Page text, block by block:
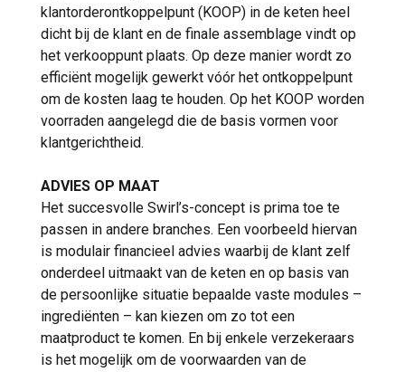
klantorderontkoppelpunt (KOOP) in de keten heel
dicht bij de klant en de finale assemblage vindt op
het verkooppunt plaats. Op deze manier wordt zo
efficiënt mogelijk gewerkt vóór het ontkoppelpunt
om de kosten laag te houden. Op het KOOP worden
voorraden aangelegd die de basis vormen voor
klantgerichtheid.
ADVIES OP MAAT
Het succesvolle Swirl’s-concept is prima toe te
passen in andere branches. Een voorbeeld hiervan
is modulair financieel advies waarbij de klant zelf
onderdeel uitmaakt van de keten en op basis van
de persoonlijke situatie bepaalde vaste modules –
ingrediënten – kan kiezen om zo tot een
maatproduct te komen. En bij enkele verzekeraars
is het mogelijk om de voorwaarden van de